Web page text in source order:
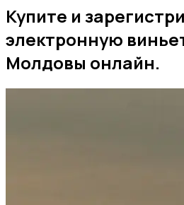
Купите и
электронную
Молдовы онлайн.